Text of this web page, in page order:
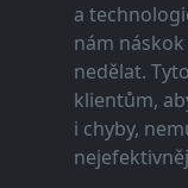
a
nám
nedělat.
klientům,
i chyby,